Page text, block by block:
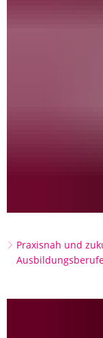
Praxisnah und